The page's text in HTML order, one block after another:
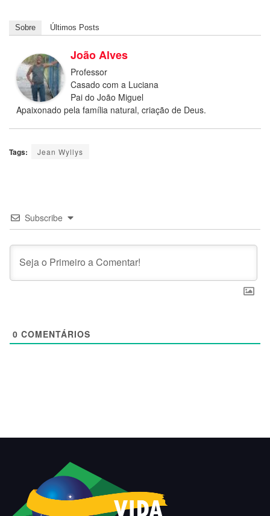
Sobre Últimos Posts
João Alves
Professor
Casado com a Luciana
Pai do João Miguel
Apaixonado pela família natural, criação de Deus.
Tags: Jean Wyllys
Subscribe
0 COMENTÁRIOS